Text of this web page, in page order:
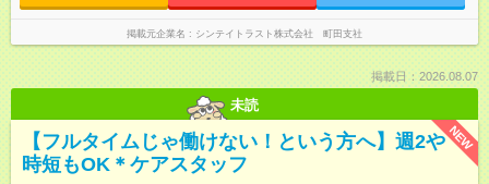
掲載元企業名 シンテイトラスト株式会社 町田支社
掲載日：2026.08.07
未読
NEW
【フルタイムじゃ働けない！という方へ】週2や
時短もOK＊ケアスタッフ